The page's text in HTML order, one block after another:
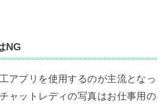
NG
アプリを使用するのが主流となっ
ャットレディの写真はお仕事用の